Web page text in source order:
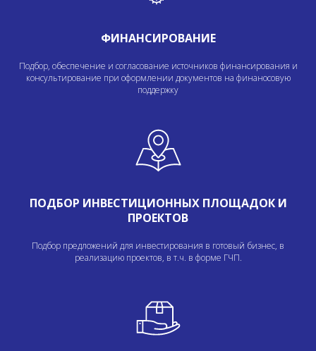
ФИНАНСИРОВАНИЕ
Подбор, обеспечение и согласование источников финансирования и
консультирование при оформлении документов на финаносовую
поддержку
ПОДБОР ИНВЕСТИЦИОННЫХ ПЛОЩАДОК И
ПРОЕКТОВ
Подбор предложений для инвестирования в готовый бизнес, в
реализацию проектов, в т.ч. в форме ГЧП.